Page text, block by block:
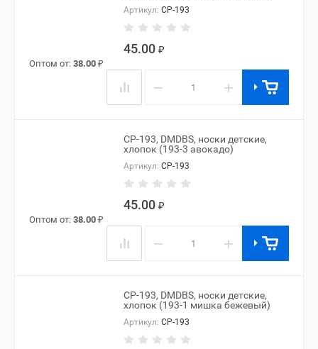
Артикул: CP-193
45.00 ₽
Оптом от: 38.00 ₽
− +
CP-193, DMDBS, носки детские,
хлопок (193-3 авокадо)
Артикул: CP-193
45.00 ₽
Оптом от: 38.00 ₽
− +
CP-193, DMDBS, носки детские,
хлопок (193-1 мишка бежевый)
Артикул: CP-193